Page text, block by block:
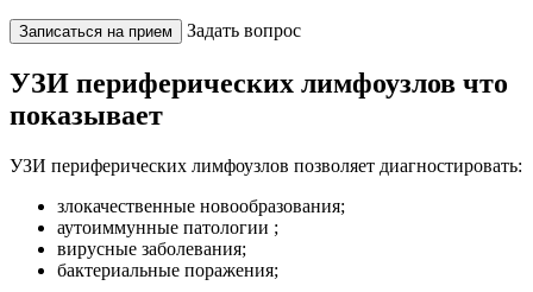
Записаться на прием Задать вопрос
УЗИ периферических лимфоузлов что
показывает
УЗИ периферических лимфоузлов позволяет диагностировать:
злокачественные новообразования;
аутоиммунные патологии ;
вирусные заболевания;
бактериальные поражения;